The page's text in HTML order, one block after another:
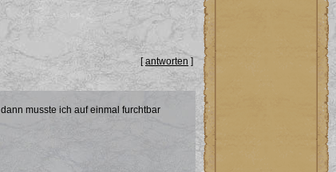
[antworten ]
musste ich auf einmal furchtbar